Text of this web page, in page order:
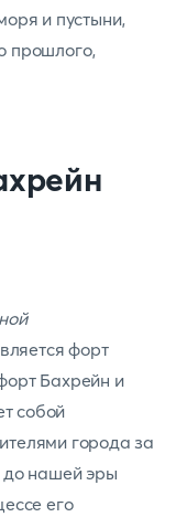
и пустыни,
прошлого,
форт
Бахрейн и
собой
города за
до нашей эры
его